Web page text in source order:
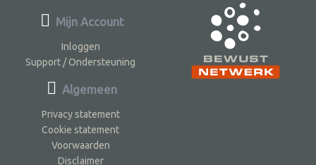
Mijn Account
Inloggen
Support / Ondersteuning
Algemeen
Privacy statement
Cookie statement
Voorwaarden
Disclaimer